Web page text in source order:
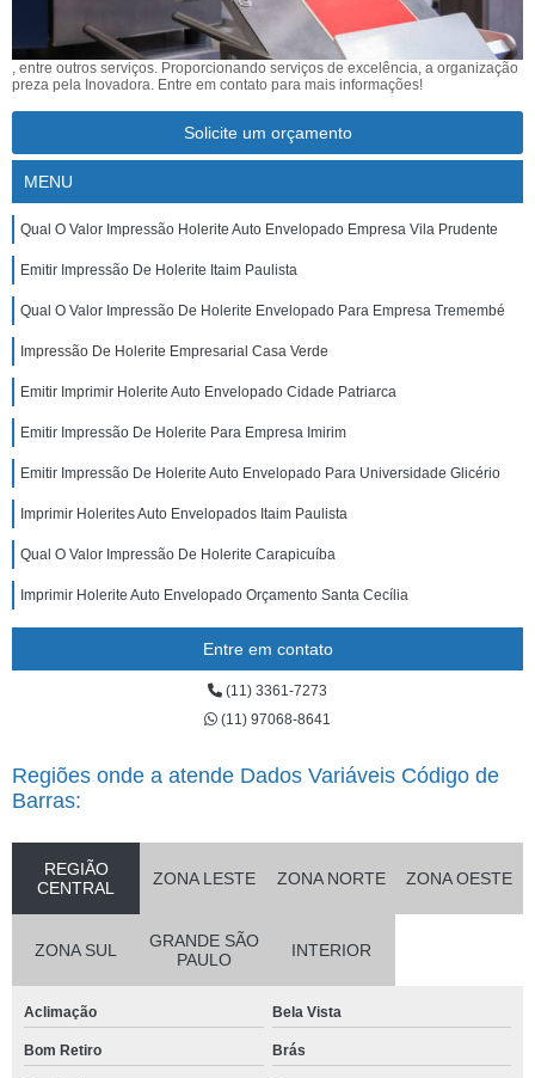
, entre outros serviços. Proporcionando serviços de excelência, a organização
preza pela Inovadora. Entre em contato para mais informações!
Solicite um orçamento
MENU
Qual O Valor Impressão Holerite Auto Envelopado Empresa Vila Prudente
Emitir Impressão De Holerite Itaim Paulista
Qual O Valor Impressão De Holerite Envelopado Para Empresa Tremembé
Impressão De Holerite Empresarial Casa Verde
Emitir Imprimir Holerite Auto Envelopado Cidade Patriarca
Emitir Impressão De Holerite Para Empresa Imirim
Emitir Impressão De Holerite Auto Envelopado Para Universidade Glicério
Imprimir Holerites Auto Envelopados Itaim Paulista
Qual O Valor Impressão De Holerite Carapicuíba
Imprimir Holerite Auto Envelopado Orçamento Santa Cecília
Entre em contato
(11) 3361-7273
(11) 97068-8641
Regiões onde a atende Dados Variáveis Código de
Barras:
REGIÃO
CENTRAL
ZONA LESTE ZONA NORTE ZONA OESTE
ZONA SUL
GRANDE SÃO
PAULO
INTERIOR
Aclimação Bela Vista
Bom Retiro Brás